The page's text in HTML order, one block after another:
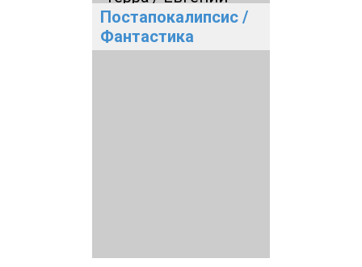
Постапокалипсис /
Фантастика